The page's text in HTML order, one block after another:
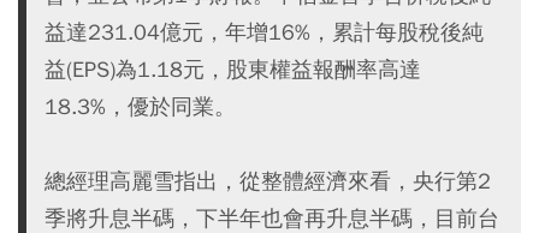
益達231.04億元，年增16%，累計每股稅後純
益(EPS)為1.18元，股東權益報酬率高達
18.3%，優於同業。
總經理高麗雪指出，從整體經濟來看，央行第2
季將升息半碼，下半年也會再升息半碼，目前台